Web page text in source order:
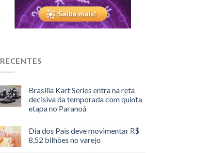
RECENTES
Brasília Kart Series entra na reta
decisiva da temporada com quinta
etapa no Paranoá
Dia dos Pais deve movimentar R$
8,52 bilhões no varejo